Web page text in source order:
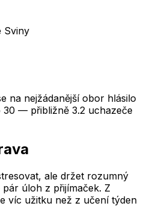
Sviny
na nejžádanější obor hlásilo
— přibližně 3.2 uchazeče
ale držet rozumný
úloh z přijímaček. Z
víc užitku než z učení týden